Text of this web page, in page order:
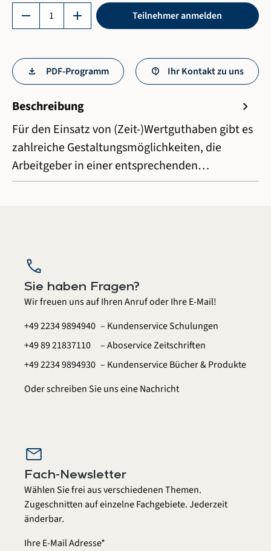
Beschreibung
chevron_right
Für den Einsatz von (Zeit-)Wertguthaben gibt es
zahlreiche Gestaltungsmöglichkeiten, die
Arbeitgeber in einer entsprechenden…
Produkt Anzahl: Gib den gewünschten Wert
remove add Teilnehmer anmelden
PDF-Programm Ihr Kontakt zu uns
call
Sie haben Fragen?
Wir freuen uns auf Ihren Anruf oder Ihre E-Mail!
+49 2234 9894940 – Kundenservice Schulungen
+49 89 21837110
– Aboservice Zeitschriften
+49 2234 9894930 – Kundenservice Bücher & Produkte
Oder schreiben Sie uns eineNachricht
mail
Fach-Newsletter
Wählen Sie frei aus verschiedenen Themen.
Zugeschnitten auf einzelne Fachgebiete. Jederzeit
änderbar.
Ihre E-Mail Adresse*